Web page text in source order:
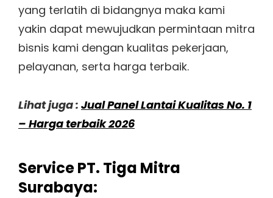
yang terlatih di bidangnya maka kami
yakin dapat mewujudkan permintaan mitra
bisnis kami dengan kualitas pekerjaan,
pelayanan, serta harga terbaik.
Lihat juga : Jual Panel Lantai Kualitas No. 1
– Harga terbaik 2026
Service PT. Tiga Mitra
Surabaya: